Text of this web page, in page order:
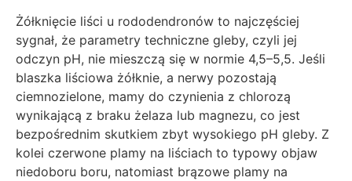
Żółknięcie liści u rododendronów to najczęściej
sygnał, że parametry techniczne gleby, czyli jej
odczyn pH, nie mieszczą się w normie 4,5–5,5. Jeśli
blaszka liściowa żółknie, a nerwy pozostają
ciemnozielone, mamy do czynienia z chlorozą
wynikającą z braku żelaza lub magnezu, co jest
bezpośrednim skutkiem zbyt wysokiego pH gleby. Z
kolei czerwone plamy na liściach to typowy objaw
niedoboru boru, natomiast brązowe plamy na